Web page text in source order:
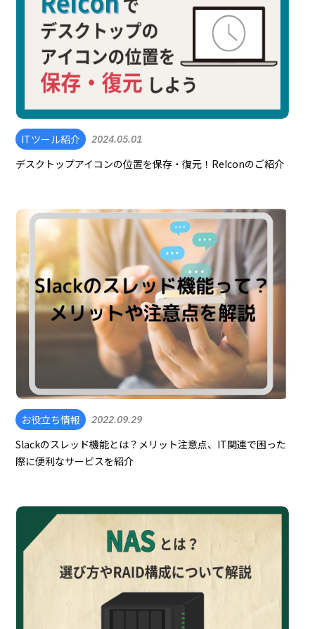
ITツール紹介 2024.05.01
デスクトップアイコンの位置を保存・復元！ReIconのご紹介
お役立ち情報 2022.09.29
Slackのスレッド機能とは？メリット注意点、IT関連で困った
際に便利なサービスを紹介